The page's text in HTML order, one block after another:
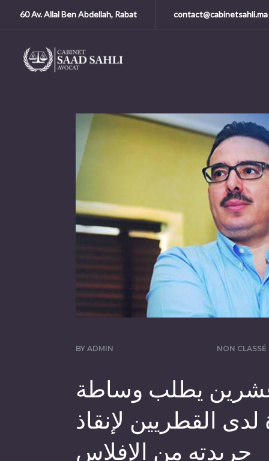
60 Av. Allal Ben Abdellah, Rabat contact@cabinetsahli.ma
BY ADMIN NON CLASSÉ
يطلب وساطة
القطريين لإنقاذ
جريدته من الإفلاس